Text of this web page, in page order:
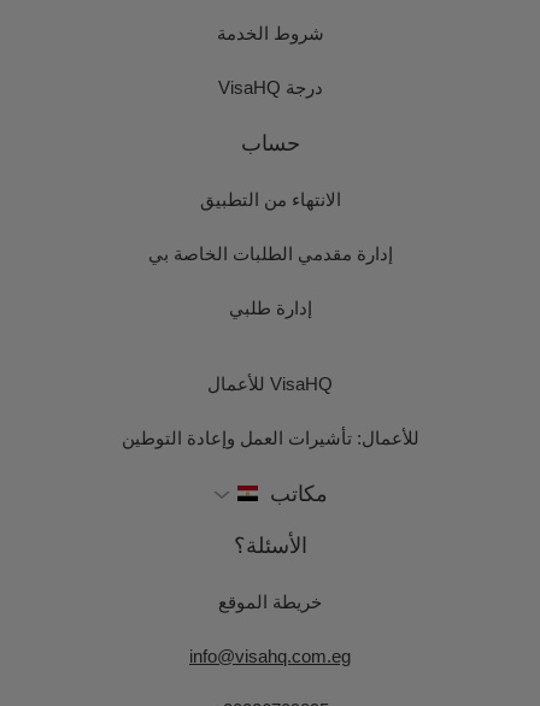
شروط الخدمة
درجة VisaHQ
حساب
الانتهاء من التطبيق
إدارة مقدمي الطلبات الخاصة بي
إدارة طلبي
VisaHQ للأعمال
للأعمال: تأشيرات العمل وإعادة التوطين
مكاتب
الأسئلة؟
خريطة الموقع
info@visahq.com.eg